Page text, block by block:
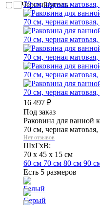
Черный/уголь
16 497 ₽
Под заказ
Раковина для ванной
70 см, черная
Нет отзывов
ШхГхВ:
70 x 45 x 15 см
60 см 70 см 80 см 90
Есть 5 размеров